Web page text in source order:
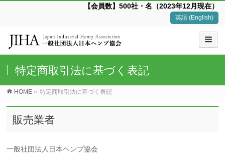
【会員数】500社・名（2023年12月現在）
英語 (English)
特定商取引法に基づく表記
HOME » 特定商取引法に基づく表記
販売業者
一般社団法人日本ヘンプ協会